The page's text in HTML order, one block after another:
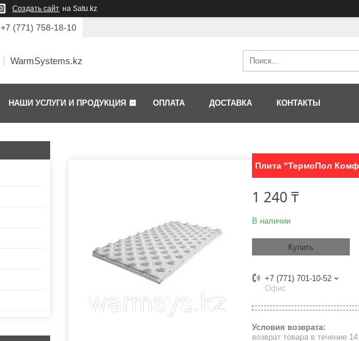
Создать сайт на Satu.kz
+7 (771) 758-18-10
WarmSystems.kz
НАШИ УСЛУГИ И ПРОДУКЦИЯ ОПЛАТА ДОСТАВКА КОНТАКТЫ
Плита "ТермоПол
1 240 ₸
В наличии
Купить
+7 (771) 701-10-52
Офис
возврат товара в течение